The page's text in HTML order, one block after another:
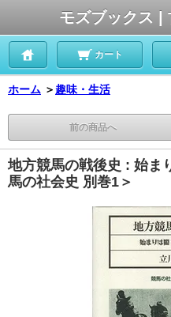
モズブックス |
カート
ホーム ＞ 趣味・生活
前の商品へ
地方競馬の戦後史 : 始ま
馬の社会史 別巻1＞